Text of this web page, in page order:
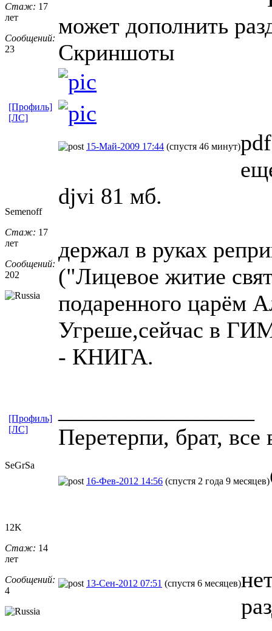
Стаж: 17
лет
Сообщений:
23
может дополнить
Скриншоты
[Профиль]
[ЛС]
Semenoff
Стаж: 17
лет
Сообщений:
202
15-Май-2009 17:44 (спустя 46 минут)
djvi 81 мб.
держал в руках
("Лицевое житие
подаренного царём
Угреше,сейчас в
- КНИГА.
Пеpетеpпи, бpат, все
[Профиль]
[ЛС]
SeGrSa
16-Фев-2012 14:56 (спустя 2 года 9 месяцев)
12K
Стаж: 14
лет
Сообщений:
4
13-Сен-2012 07:51 (спустя 6 месяцев)